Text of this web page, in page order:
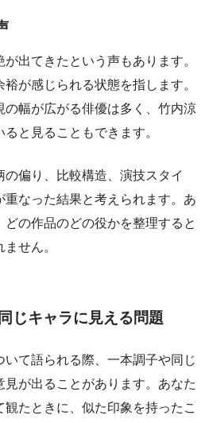
出てきたという声もあります。
が感じられる状態を指します。
の幅が広がる俳優は多く、竹内涼
と見ることもできます。
偏り、比較構造、演技スタイ
重なった結果と考えられます。あ
の作品のどの役かを整理すると
せん。
じキャラに見える問題
て語られる際、一本調子や同じ
が出ることがあります。あなた
観たときに、似た印象を持ったこ